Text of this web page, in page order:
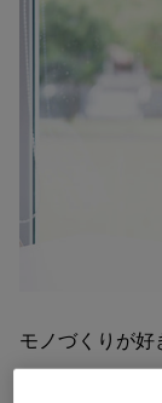
モノづくりが